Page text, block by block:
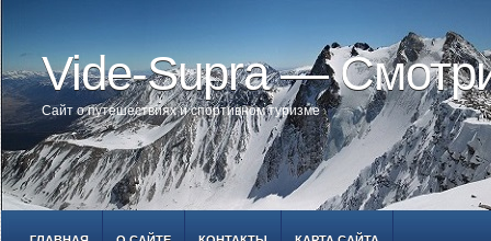
Vide-Supra —
Сайт о путешествиях и спортивном туризме